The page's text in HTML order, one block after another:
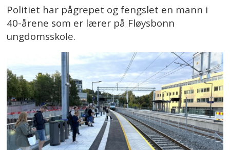
Politiet har pågrepet og fengslet en mann i
40-årene som er lærer på Fløysbonn
ungdomsskole.